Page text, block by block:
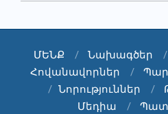
ՄԵՆՔ Նախագծեր
Հովանավորներ
Նորություններ
Մեդիա